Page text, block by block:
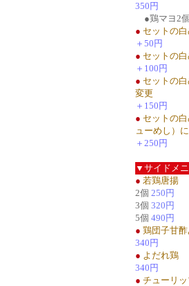
350円
●鶏マヨ2
● セットの
＋50円
● セットの
＋100円
● セットの
変更
＋150円
● セットの
ューめし）
＋250円
▼サイドメ
● 若鶏唐揚
2個 250円
3個 320円
5個 490円
● 鶏団子甘
340円
● よだれ鶏
340円
● チューリ